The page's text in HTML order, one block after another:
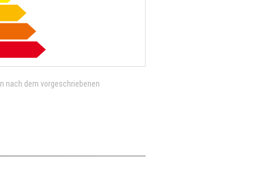
nach dem vorgeschriebenen